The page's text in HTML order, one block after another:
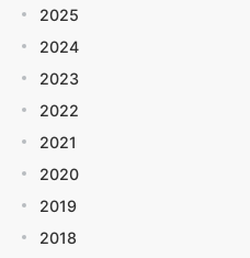
2025
2024
2023
2022
2021
2020
2019
2018